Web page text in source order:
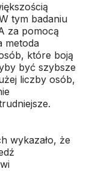
tym badaniu
za pomocą
metoda
które boją
być szybsze
liczby osób,
wykazało, że